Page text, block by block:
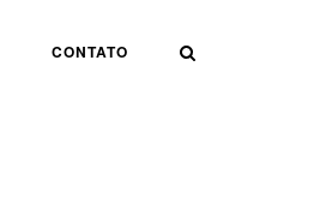
CONTATO